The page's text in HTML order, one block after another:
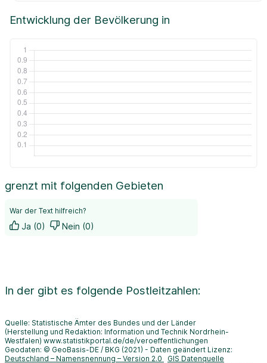
Entwicklung der Bevölkerung in
grenzt mit folgenden Gebieten
War der Text hilfreich?
Ja (0) Nein (0)
In der gibt es folgende Postleitzahlen:
Quelle: Statistische Ämter des Bundes und der Länder
(Herstellung und Redaktion: Information und Technik Nordrhein-
Westfalen) www.statistikportal.de/de/veroeffentlichungen
Geodaten: © GeoBasis-DE / BKG (2021) - Daten geändert Lizenz:
Deutschland – Namensnennung – Version 2.0
GIS Datenquelle